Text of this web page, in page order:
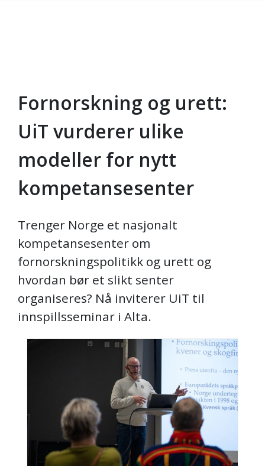
Skip to main content
Fornorskning og urett:
UiT vurderer ulike
modeller for nytt
kompetansesenter
Trenger Norge et nasjonalt
kompetansesenter om
fornorskningspolitikk og urett og
hvordan bør et slikt senter
organiseres? Nå inviterer UiT til
innspillsseminar i Alta.